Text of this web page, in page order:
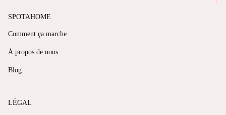
SPOTAHOME
Comment ça marche
À propos de nous
Blog
LÉGAL